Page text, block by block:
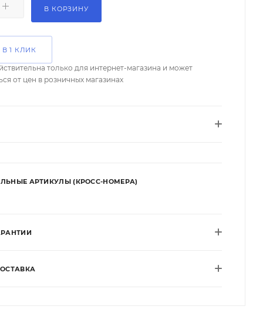
В КОРЗИНУ
1 КЛИК
только для интернет-магазина и может
от цен в розничных магазинах
АРТИКУЛЫ (КРОСС-НОМЕРА)